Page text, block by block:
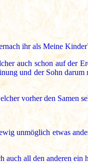
ihr als Meine
auch schon auf der
und der Sohn darum
vorher den Samen
unmöglich etwas
auch all den anderen ein